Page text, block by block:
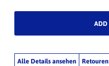
Alle Details ansehen Retouren